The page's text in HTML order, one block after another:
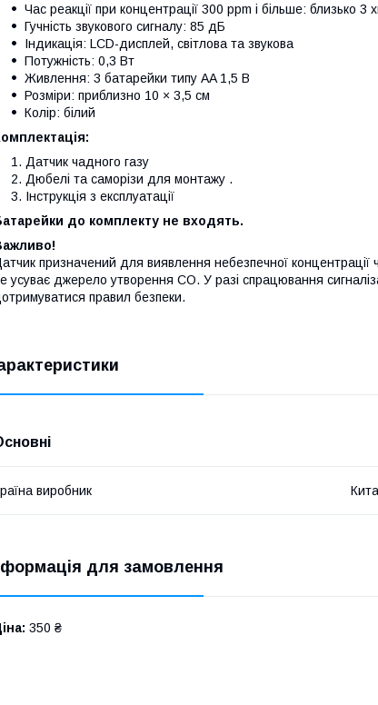
Час реакції при концентрації 300 ppm і більше: близько 3
Гучність звукового сигналу: 85 дБ
Індикація: LCD-дисплей, світлова та звукова
Потужність: 0,3 Вт
Живлення: 3 батарейки типу AA 1,5 В
Розміри: приблизно 10 × 3,5 см
Колір: білий
Датчик чадного газу
Дюбелі та саморізи для монтажу .
Інструкція з експлуатації
до комплекту не входять.
призначений для виявлення небезпечної
усуває джерело утворення CO. У разі спрацювання
правил безпеки.
виробник
для замовлення
350 ₴